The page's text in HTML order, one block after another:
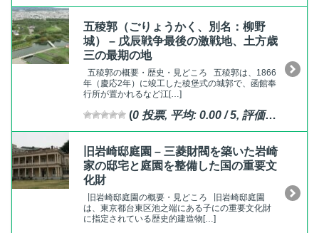
五稜郭（ごりょうかく、別名：柳野
城） – 戊辰戦争最後の激戦地、土方歳
三の最期の地
五稜郭の概要・歴史・見どころ 五稜郭は、1866
年（慶応2年）に竣工した稜堡式の城郭で、函館奉
行所が置かれるなど江[…]
(0 投票, 平均: 0.00 / 5, 評価済
旧岩崎邸庭園 – 三菱財閥を築いた岩崎
家の邸宅と庭園を整備した国の重要文
化財
旧岩崎邸庭園の概要・見どころ 旧岩崎邸庭園
は、東京都台東区池之端にある子にの重要文化財
に指定されている歴史的建造物[…]